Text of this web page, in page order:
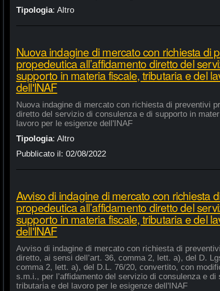
Tipologia: Altro
Nuova indagine di mercato con richiesta di
propedeutica all’affidamento diretto del
supporto in materia fiscale, tributaria e del
dell'INAF
Nuova indagine di mercato con richiesta di preventivi
diretto del servizio di consulenza e di supporto in
lavoro per le esigenze dell'INAF
Tipologia: Altro
Pubblicato il: 02/08/2022
Avviso di indagine di mercato con richiesta
propedeutica all’affidamento diretto del
supporto in materia fiscale, tributaria e del
dell'INAF
Avviso di indagine di mercato con richiesta di
diretto, ai sensi dell’art. 36, comma 2, lett. a), del D.
comma 2, lett. a), del D.L. 76/20, convertito, con
s.m.i., per l’affidamento del servizio di consulenza e
tributaria e del lavoro per le esigenze dell'INAF